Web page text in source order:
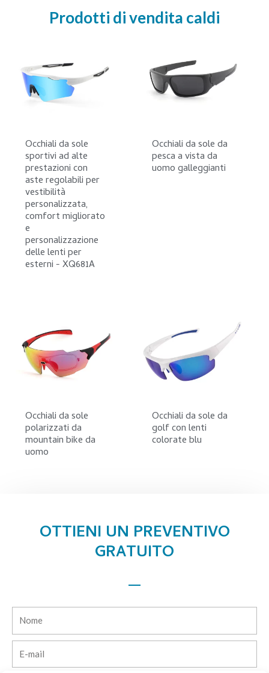
Prodotti di vendita caldi
Occhiali da sole
sportivi ad alte
prestazioni con
aste regolabili per
vestibilità
personalizzata,
comfort migliorato
e
personalizzazione
delle lenti per
esterni - XQ681A
Occhiali da sole da
pesca a vista da
uomo galleggianti
Occhiali da sole
polarizzati da
mountain bike da
uomo
Occhiali da sole da
golf con lenti
colorate blu
OTTIENI UN PREVENTIVO
GRATUITO